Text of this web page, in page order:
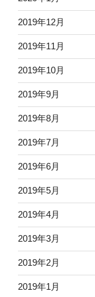
2019年12月
2019年11月
2019年10月
2019年9月
2019年8月
2019年7月
2019年6月
2019年5月
2019年4月
2019年3月
2019年2月
2019年1月